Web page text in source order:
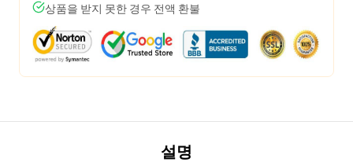
상품을 받지 못한 경우 전액 환불
설명